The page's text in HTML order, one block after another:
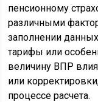
пенсионному
различными
заполнении
тарифы или
величину ВПР
или
процессе расчета.